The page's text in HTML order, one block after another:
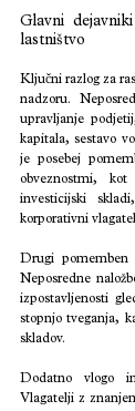
Glavni
lastništvo
Ključni razlog za
nadzoru.
upravljanje
kapitala, sestavo
je posebej
obveznostmi,
investicijski
korporativni
Drugi pomemben
Neposredne
izpostavljenosti
stopnjo tveganja,
skladov.
Dodatno vlogo
Vlagatelji z